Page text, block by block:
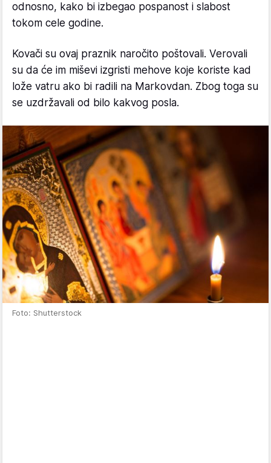
odnosno, kako bi izbegao pospanost i slabost
tokom cele godine.
Kovači su ovaj praznik naročito poštovali. Verovali
su da će im miševi izgristi mehove koje koriste kad
lože vatru ako bi radili na Markovdan. Zbog toga su
se uzdržavali od bilo kakvog posla.
Foto: Shutterstock